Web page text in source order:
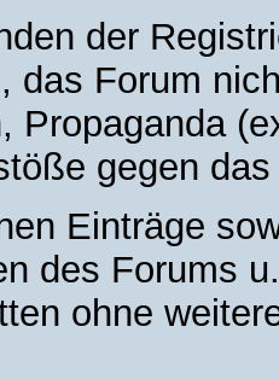
der
das Forum
Propaganda
gegen
Einträge
des Forums
ohne